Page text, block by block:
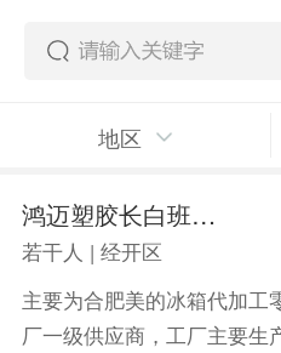
地区
鸿迈塑胶长白班包吃住轻松5500+
若干人 | 经开区
主要为合肥美的冰箱代加工
厂一级供应商，工厂主要生